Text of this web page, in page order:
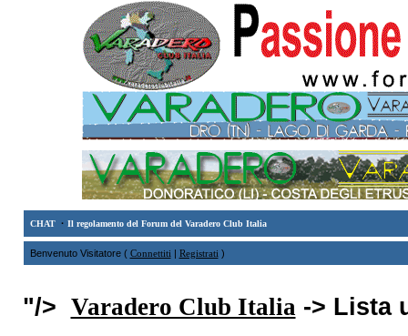
CHAT · Il regolamento del Forum del Varadero Club Italia
Benvenuto Visitatore ( Connettiti | Registrati )
"/> Varadero Club Italia -> Lista